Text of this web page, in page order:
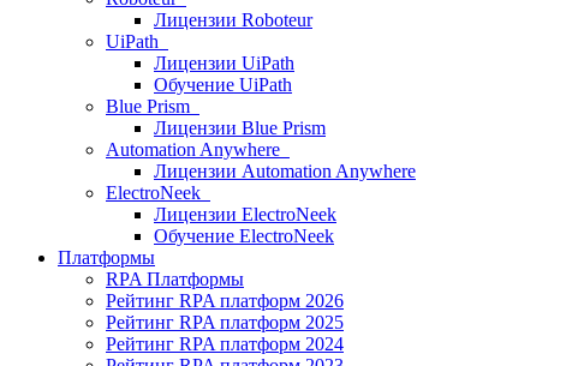
Лицензии Roboteur
UiPath
Лицензии UiPath
Обучение UiPath
Blue Prism
Лицензии Blue Prism
Automation Anywhere
Лицензии Automation Anywhere
ElectroNeek
Лицензии ElectroNeek
Обучение ElectroNeek
Платформы
RPA Платформы
Рейтинг RPA платформ 2026
Рейтинг RPA платформ 2025
Рейтинг RPA платформ 2024